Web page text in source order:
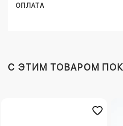
ОПЛАТА
C ЭТИМ ТОВАРОМ